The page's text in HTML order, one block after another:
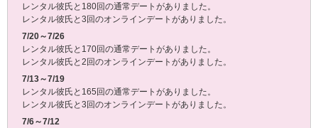
レンタル彼氏と180回の通常デートがありました。
レンタル彼氏と3回のオンラインデートがありました。
7/20～7/26
レンタル彼氏と170回の通常デートがありました。
レンタル彼氏と2回のオンラインデートがありました。
7/13～7/19
レンタル彼氏と165回の通常デートがありました。
レンタル彼氏と3回のオンラインデートがありました。
7/6～7/12